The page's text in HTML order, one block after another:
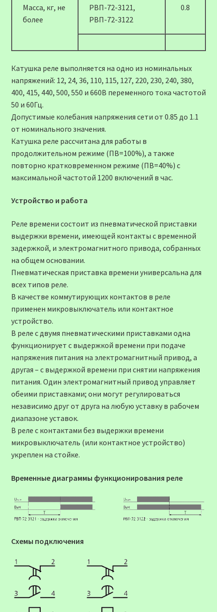
Масса, кг, не
более
РВП-72-3121,
РВП-72-3122
0.8
Катушка реле выполняется на одно из номинальных
напряжений: 12, 24, 36, 110, 115, 127, 220, 230, 240, 380,
400, 415, 440, 500, 550 и 660В переменного тока частотой
50 и 60Гц.
Допустимые колебания напряжения сети от 0.85 до 1.1
от номинального значения.
Катушка реле рассчитана для работы в
продолжительном режиме (ПВ=100%), а также
повторно кратковременном режиме (ПВ=40%) с
максимальной частотой 1200 включений в час.
Устройство и работа
Реле времени состоит из пневматической приставки
выдержки времени, имеющей контакты с временной
задержкой, и электромагнитного привода, собранных
на общем основании.
Пневматическая приставка времени универсальна для
всех типов реле.
В качестве коммутирующих контактов в реле
применен микровыключатель или контактное
устройство.
В реле с двумя пневматическими приставками одна
функционирует с выдержкой времени при подаче
напряжения питания на электромагнитный привод, а
другая – с выдержкой времени при снятии напряжения
питания. Один электромагнитный привод управляет
обеими приставками; они могут регулироваться
независимо друг от друга на любую уставку в рабочем
диапазоне уставок.
В реле с контактами без выдержки времени
микровыключатель (или контактное устройство)
укреплен на стойке.
Временные диаграммы функционирования реле
Схемы подключения